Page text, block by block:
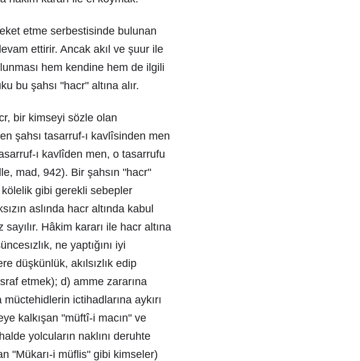
etme serbestisinde bulunan
ettirir. Ancak akıl ve şuur ile
hem kendine hem de ilgili
bu şahsı "hacr" altına alır.
bir kimseyi sözle olan
şahsı tasarruf-ı kavlîsinden men
ı kavlîden men, o tasarrufu
mad, 942). Bir şahsın "hacr"
gibi gerekli sebepler
aslında hacr altında kabul
Hâkim kararı ile hacr altına
ne yaptığını iyi
düşkünlük, akılsızlık edip
etmek); d) amme zararına
ictihadlarına aykırı
kalkışan "müftî-i macın" ve
yolcuların naklını deruhte
"Mükarı-i müflis" gibi kimseler)